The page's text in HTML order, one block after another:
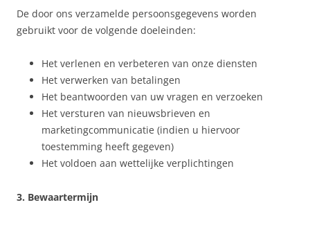
De door ons verzamelde persoonsgegevens worden
gebruikt voor de volgende doeleinden:
Het verlenen en verbeteren van onze diensten
Het verwerken van betalingen
Het beantwoorden van uw vragen en verzoeken
Het versturen van nieuwsbrieven en
marketingcommunicatie (indien u hiervoor
toestemming heeft gegeven)
Het voldoen aan wettelijke verplichtingen
3. Bewaartermijn